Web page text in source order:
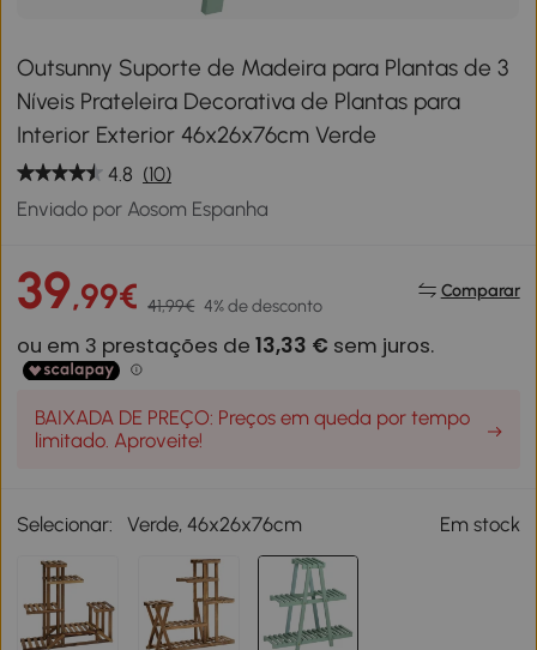
Outsunny Suporte de Madeira para Plantas de 3
Níveis Prateleira Decorativa de Plantas para
Interior Exterior 46x26x76cm Verde
4.8 (10)
Enviado por Aosom Espanha
39,99€ 41,99€ 4% de desconto
Comparar
BAIXADA DE PREÇO: Preços em queda por tempo
limitado. Aproveite!
Selecionar: Verde, 46x26x76cm Em stock